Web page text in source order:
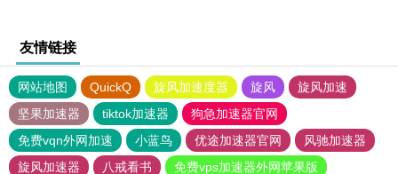
友情链接
网站地图 QuickQ 旋风加速度器 旋风
旋风加速
坚果加速器
tiktok加速器
狗急加速器官网
免费vqn外网加速
小蓝鸟 优途加速器官网
风驰加速器
旋风加速器
八戒看书 免费vps加速器外网苹果版